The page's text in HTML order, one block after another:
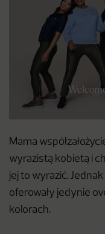
Mama
wyrazistą kobietą i
jej to wyrazić.
oferowały jedynie
kolorach.